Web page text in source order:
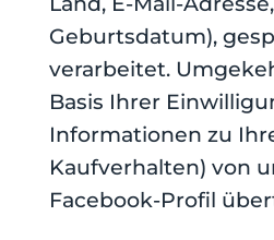
Geburtsdatum),
verarbeitet.
Basis Ihrer
Informationen zu
Kaufverhalten) von
Facebook-Profil